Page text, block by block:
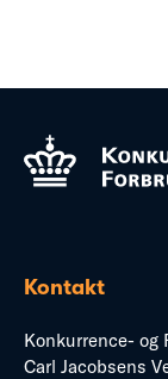
Kontakt
Konkurrence- og
Carl Jacobsens